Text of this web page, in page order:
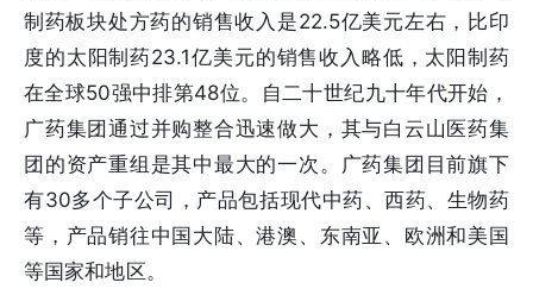
制药板块处方药的销售收入是22.5亿美元左右，比印
度的太阳制药23.1亿美元的销售收入略低，太阳制药
在全球50强中排第48位。自二十世纪九十年代开始，
广药集团通过并购整合迅速做大，其与白云山医药集
团的资产重组是其中最大的一次。广药集团目前旗下
有30多个子公司，产品包括现代中药、西药、生物药
等，产品销往中国大陆、港澳、东南亚、欧洲和美国
等国家和地区。